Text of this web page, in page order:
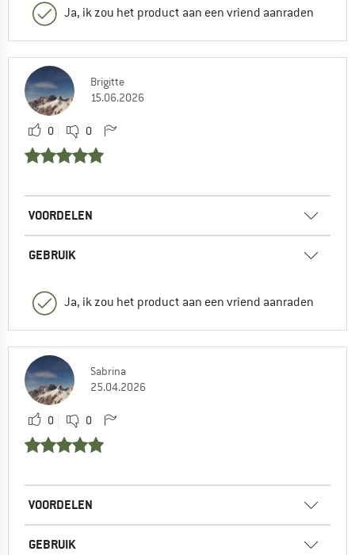
Ja, ik zou het product aan een vriend aanraden
Brigitte
15.06.2026
0 0
VOORDELEN
GEBRUIK
Ja, ik zou het product aan een vriend aanraden
Sabrina
25.04.2026
0 0
VOORDELEN
GEBRUIK